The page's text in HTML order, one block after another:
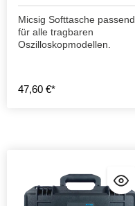
Micsig Softtasche passend
für alle tragbaren
Oszilloskopmodellen.
47,60 €*